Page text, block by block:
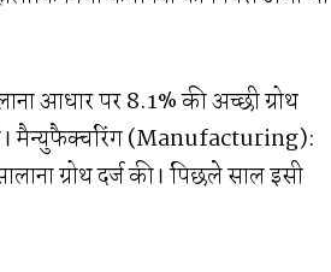
आधार पर 8.1% की अच्छी ग्रोथ
मैन्युफैक्चरिंग (Manufacturing):
ग्रोथ दर्ज की। पिछले साल इसी